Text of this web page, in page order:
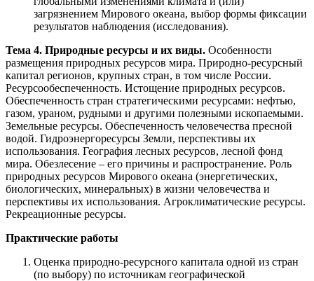
загрязнением Мирового океана, выбор формы фиксации
результатов наблюдения (исследования).
Тема 4. Природные ресурсы и их виды. Особенности
размещения природных ресурсов мира. Природно-ресурсный
капитал регионов, крупных стран, в том числе России.
Ресурсообеспеченность. Истощение природных ресурсов.
Обеспеченность стран стратегическими ресурсами: нефтью,
газом, ураном, рудными и другими полезными ископаемыми.
Земельные ресурсы. Обеспеченность человечества пресной
водой. Гидроэнергоресурсы Земли, перспективы их
использования. География лесных ресурсов, лесной фонд
мира. Обезлесение – его причины и распространение. Роль
природных ресурсов Мирового океана (энергетических,
биологических, минеральных) в жизни человечества и
перспективы их использования. Агроклиматические ресурсы.
Рекреационные ресурсы.
Практические работы
Оценка природно-ресурсного капитала одной из стран
(по выбору) по источникам географической